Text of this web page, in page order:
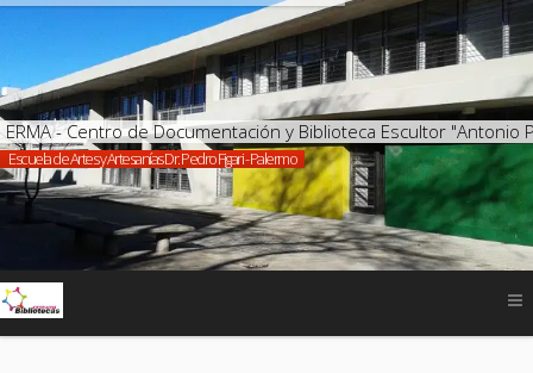
ERMA - Centro de Documentación y Biblioteca Escultor "Antonio
Escuela de Artes y Artesanías Dr. Pedro Figari - Palermo